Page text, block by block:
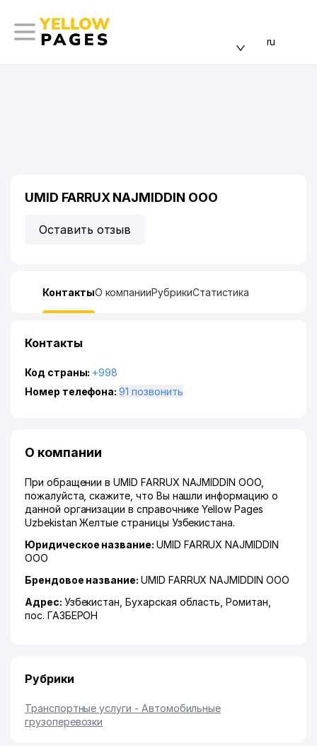
ru
UMID FARRUX NAJMIDDIN ООО
Оставить отзыв
КонтактыО компанииРубрикиСтатистика
Контакты
Код страны: +998
Номер телефона:
91 позвонить
О компании
При обращении в UMID FARRUX NAJMIDDIN ООО,
пожалуйста, скажите, что Вы нашли информацию о
данной организации в справочнике Yellow Pages
Uzbekistan Желтые страницы Узбекистана.
Юридическое название: UMID FARRUX NAJMIDDIN
ООО
Брендовое название: UMID FARRUX NAJMIDDIN ООО
Адрес: Узбекистан,Бухарская область ,Ромитан
пос. ГАЗБЕРОН
Рубрики
Транспортные услуги - Автомобильные
грузоперевозки